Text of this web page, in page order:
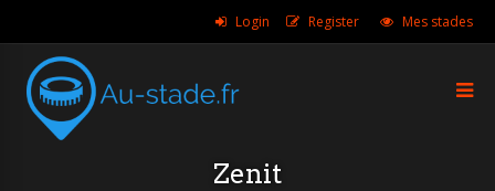
Login Register Mes stades
Zenit